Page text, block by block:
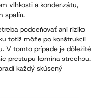
vlhkosti a kondenzátu,
spalín.
podceňovať ani riziko
totiž môže po konštrukcii
V tomto prípade je dôležité
prestupu komína strechou.
každý skúsený